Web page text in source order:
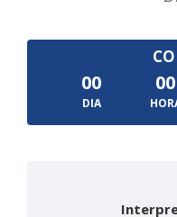
00
DIA
00